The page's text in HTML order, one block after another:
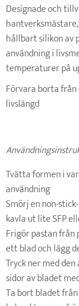
Designade och
hållbart silikon av
användning i
temperaturer på
Förvara borta
livslängd
Tvätta formen i
användning
Smörj en non-
kavla ut lite SFP
Frigör pastan
ett blad och lägg
Tryck ner med
sidor av bladet
Ta bort bladet